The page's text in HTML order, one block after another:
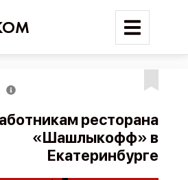
Поиск
Новости
ресторана
«Шашлыкофф» в
Екатеринбурге